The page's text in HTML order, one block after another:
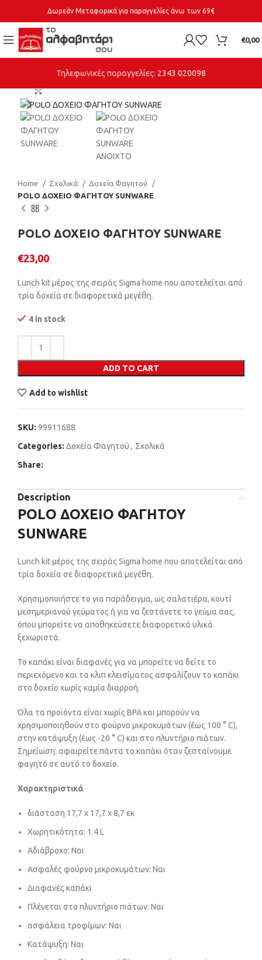
Δωρεάν Μεταφορικά για παραγγελίες άνω των 69€
€0,00
Τηλεφωνικές παραγγελίες: 2343 020098
Click to enlarge
Home Σχολικά
Δοχεία Φαγητού
POLO ΔΟΧΕΙΟ ΦΑΓΗΤΟΥ SUNWARE
POLO ΔΟΧΕΙΟ ΦΑΓΗΤΟΥ SUNWARE
€23,00
Lunch kit μέρος της σειράς Sigma home που αποτελείται από
τρία δοχεία σε διαφορετικά μεγέθη.
4 in stock
ADD TO CART
Add to wishlist
SKU: 99911688
Categories: Δοχεία Φαγητού, Σχολικά
Share:
Description
POLO ΔΟΧΕΙΟ ΦΑΓΗΤΟΥ
SUNWARE
Lunch kit μέρος της σειράς Sigma home που αποτελείται από
τρία δοχεία σε διαφορετικά μεγέθη.
Χρησιμοποιήστε το για παράδειγμα, ως σαλατιέρα, κουτί
μεσημεριανού γεύματος ή για να ζεστάνετε το γεύμα σας,
όπου μπορείτε να αποθηκεύσετε διαφορετικά υλικά
ξεχωριστά.
Το καπάκι είναι διαφανές για να μπορείτε να δείτε το
περιεχόμενο και τα κλιπ κλεισίματος ασφαλίζουν το καπάκι
στο δοχείο χωρίς καμία διαρροή.
Όλα τα προϊόντα είναι χωρίς BPA και μπορούν να
χρησιμοποιηθούν στο φούρνο μικροκυμάτων (έως 100 ° C),
στην κατάψυξη (έως -20 ° C) και στο πλυντήριο πιάτων.
Σημείωση: αφαιρείτε πάντα το καπάκι όταν ζεσταίνουμε
φαγητό σε αυτό το δοχείο.
Χαρακτηριστικά
διάσταση 17,7 x 17,7 x 8,7 εκ
Χωρητικότητα: 1.4 L
Αδιάβροχο: Ναι
Ασφαλές φούρνο μικροκυμάτων: Ναι
Διαφανές καπάκι
Πλένεται στο πλυντήριο πιάτων: Ναι
ασφάλεια τροφίμων: Ναι
Κατάψυξη: Ναι